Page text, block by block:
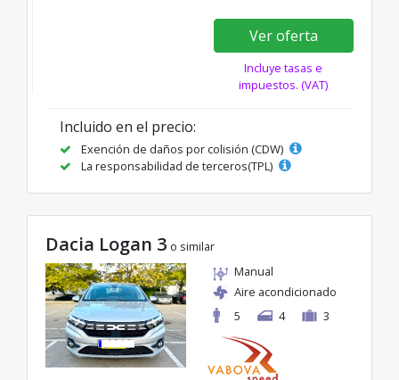
Ver oferta
Incluye tasas e
impuestos. (VAT)
Incluido en el precio:
Exención de daños por colisión (CDW)
La responsabilidad de terceros(TPL)
Dacia Logan 3 o similar
Manual
Aire acondicionado
5
4 3